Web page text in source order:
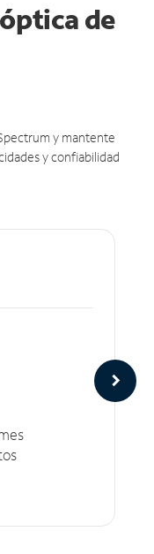
de
y mantente
y confiabilidad